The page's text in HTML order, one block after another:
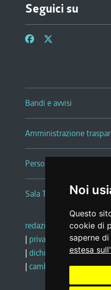
Noi
Questo
cookie di
saperne
estesa
Seguici su
Bandi e avvisi
Amministrazione
Persone e Uffici
Sala Tiziano Tessitori
redazione web |note
| privacy
social media
| dichiarazione di
| cambio preferenze